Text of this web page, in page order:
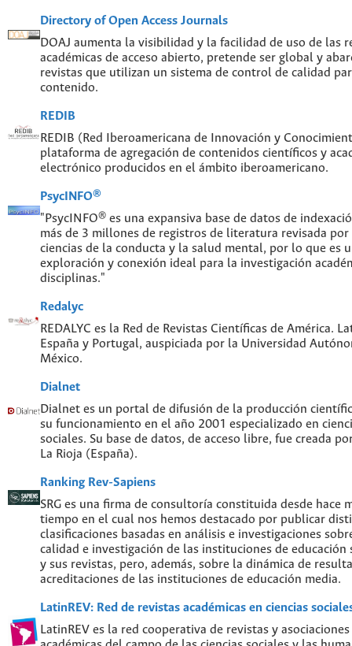
Directory of Open Access Journals
DOAJ aumenta la visibilidad y la facilidad de uso de las
académicas de acceso abierto, pretende ser global y
revistas que utilizan un sistema de control de calidad
contenido.
REDIB
REDIB (Red Iberoamericana de Innovación y
plataforma de agregación de contenidos científicos y
electrónico producidos en el ámbito iberoamericano.
PsycINFO®
"PsycINFO® es una expansiva base de datos de
más de 3 millones de registros de literatura revisada por
ciencias de la conducta y la salud mental, por lo que es
exploración y conexión ideal para la investigación
disciplinas."
Redalyc
REDALYC es la Red de Revistas Científicas de América.
España y Portugal, auspiciada por la Universidad
México.
Dialnet
Dialnet es un portal de difusión de la producción
su funcionamiento en el año 2001 especializado en
sociales. Su base de datos, de acceso libre, fue creada
La Rioja (España).
Ranking Rev-Sapiens
SRG es una firma de consultoría constituida desde hace
tiempo en el cual nos hemos destacado por publicar
clasificaciones basadas en análisis e investigaciones
calidad e investigación de las instituciones de educación
y sus revistas, pero, además, sobre la dinámica de
acreditaciones de las instituciones de educación media.
LatinREV: Red de revistas académicas en ciencias
LatinREV es la red cooperativa de revistas y